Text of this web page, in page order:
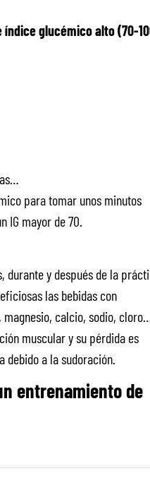
índice glucémico alto (70-
para tomar unos minutos
IG mayor de 70.
durante y después de la
las bebidas con
calcio, sodio,
muscular y su pérdida es
debido a la sudoración.
entrenamiento de